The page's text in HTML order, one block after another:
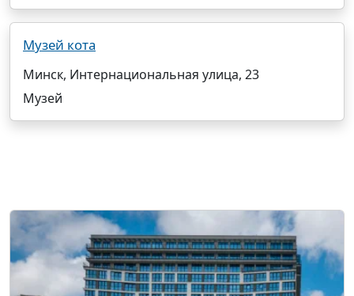
Музей кота
Минск, Интернациональная улица, 23
Музей